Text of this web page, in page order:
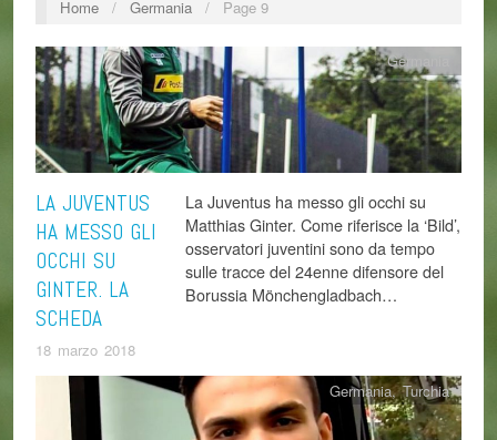
Home / Germania / Page 9
LA JUVENTUS
HA MESSO GLI
OCCHI SU
GINTER. LA
SCHEDA
18 marzo 2018
Germania
La Juventus ha messo gli occhi su
Matthias Ginter. Come riferisce la ‘Bild’,
osservatori juventini sono da tempo
sulle tracce del 24enne difensore del
Borussia Mönchengladbach…
Germania,Turchia